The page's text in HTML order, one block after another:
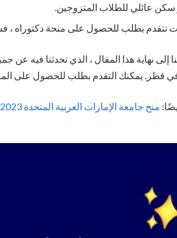
سكن عائلي للطلاب المتزوجين.
بطلب للحصول على منحة دكتوراه ، فستتلقى راتباً شهرياً
إلى نهاية هذا المقال ، الذي تحدثنا فيه عن
قطر. يمكنك التقدم بطلب للحصول على
منح جامعة الإمارات العربية المتحدة 2023